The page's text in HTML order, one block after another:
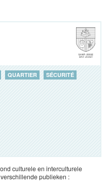
QUARTIER
SÉCURITÉ
culturele en interculturele
publieken :